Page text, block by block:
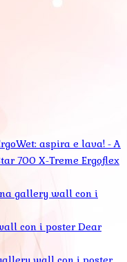
aspira e lava! - A
700 X-Treme Ergoflex
gallery wall con i
con i poster Dear